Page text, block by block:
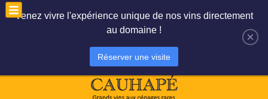
×
Venez vivre l'expérience unique de nos vins directement
au domaine !
Réserver une visite